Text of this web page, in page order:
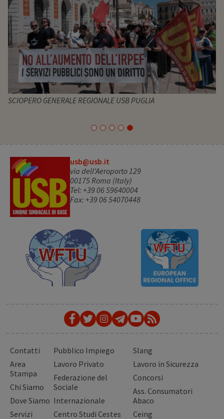
SCIOPERO GENERALE REGIONALE USB PUGLIA
usb@usb.it
via dell'Aeroporto 129
00175 Roma (Italy)
Tel: +39 06 59640004
Fax: +39 06 54070448
Contatti
Area
Stampa
Chi Siamo
Dove Siamo
Servizi
Pubblico Impiego
Lavoro Privato
Federazione del
Sociale
Internazionale
Centro Studi Cestes
Slang
Lavoro in Sicurezza
Concorsi
Ass. Consumatori
Abaco
Ceing